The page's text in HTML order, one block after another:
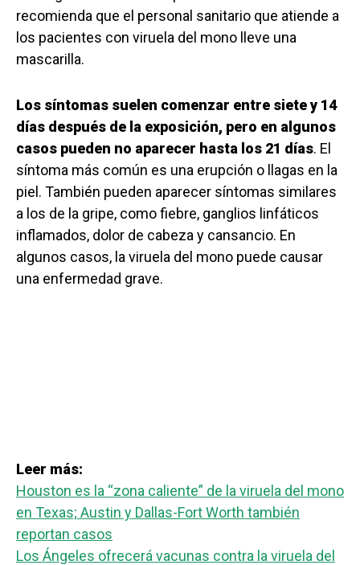
recomienda que el personal sanitario que atiende a
los pacientes con viruela del mono lleve una
mascarilla.
Los síntomas suelen comenzar entre siete y 14
días después de la exposición, pero en algunos
casos pueden no aparecer hasta los 21 días. El
síntoma más común es una erupción o llagas en la
piel. También pueden aparecer síntomas similares
a los de la gripe, como fiebre, ganglios linfáticos
inflamados, dolor de cabeza y cansancio. En
algunos casos, la viruela del mono puede causar
una enfermedad grave.
Leer más:
Houston es la “zona caliente” de la viruela del mono
en Texas; Austin y Dallas-Fort Worth también
reportan casos
Los Ángeles ofrecerá vacunas contra la viruela del